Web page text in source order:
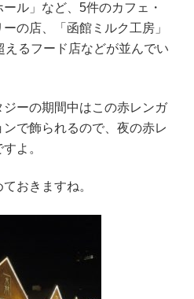
ル」など、5件のカフェ・
の店、「函館ミルク工房」
えるフード店などが並んでい
ーの期間中はこの赤レンガ
で飾られるので、夜の赤レ
よ。
おきますね。